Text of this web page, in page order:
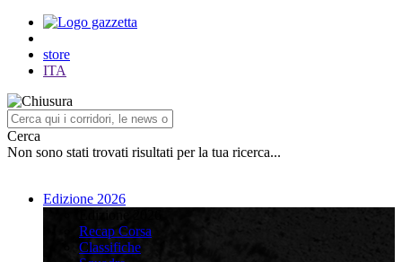
store
ITA
Cerca
Non sono stati trovati risultati per la tua ricerca...
Edizione 2026
Recap Corsa
Classifiche